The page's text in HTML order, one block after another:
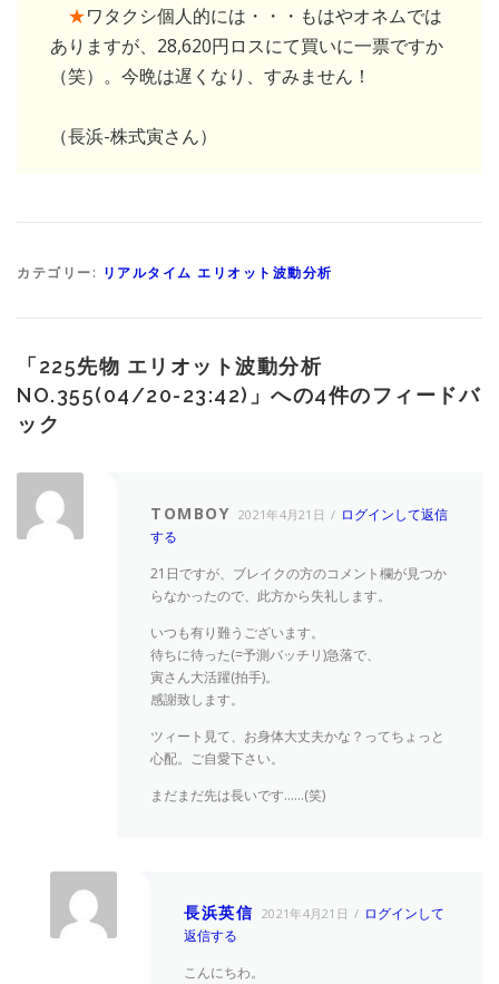
★ワタクシ個人的には・・・もはやオネムでは
ありますが、28,620円ロスにて買いに一票ですか
（笑）。今晩は遅くなり、すみません！
（長浜-株式寅さん）
カテゴリー: リアルタイム エリオット波動分析
「225先物 エリオット波動分析
NO.355(04/20-23:42) 」への4件のフィードバ
ック
TOMBOY 2021年4月21日
ログインして返信
する
21日ですが、ブレイクの方のコメント欄が見つか
らなかったので、此方から失礼します。
いつも有り難うございます。
待ちに待った(=予測バッチリ)急落で、
寅さん大活躍(拍手)。
感謝致します。
ツィート見て、お身体大丈夫かな？ってちょっと
心配。ご自愛下さい。
まだまだ先は長いです……(笑)
長浜英信 2021年4月21日
ログインして
返信する
こんにちわ。